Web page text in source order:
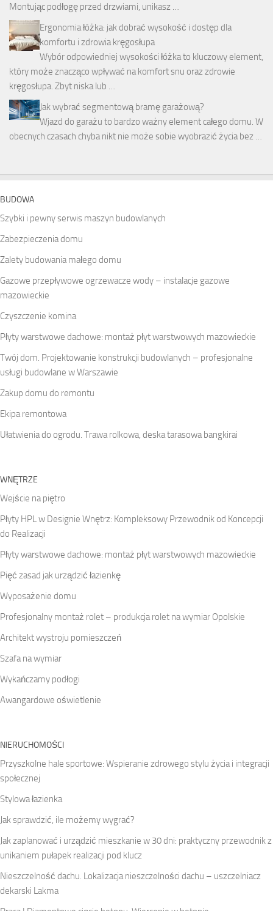
Montując podłogę przed drzwiami, unikasz …
Ergonomia łóżka: jak dobrać wysokość i dostęp dla
komfortu i zdrowia kręgosłupa
Wybór odpowiedniej wysokości łóżka to kluczowy element,
który może znacząco wpływać na komfort snu oraz zdrowie
kręgosłupa. Zbyt niska lub …
Jak wybrać segmentową bramę garażową?
Wjazd do garażu to bardzo ważny element całego domu. W
obecnych czasach chyba nikt nie może sobie wyobrazić życia bez …
BUDOWA
Szybki i pewny serwis maszyn budowlanych
Zabezpieczenia domu
Zalety budowania małego domu
Gazowe przepływowe ogrzewacze wody – instalacje gazowe
mazowieckie
Czyszczenie komina
Płyty warstwowe dachowe: montaż płyt warstwowych mazowieckie
Twój dom. Projektowanie konstrukcji budowlanych – profesjonalne
usługi budowlane w Warszawie
Zakup domu do remontu
Ekipa remontowa
Ułatwienia do ogrodu. Trawa rolkowa, deska tarasowa bangkirai
WNĘTRZE
Wejście na piętro
Płyty HPL w Designie Wnętrz: Kompleksowy Przewodnik od Koncepcji
do Realizacji
Płyty warstwowe dachowe: montaż płyt warstwowych mazowieckie
Pięć zasad jak urządzić łazienkę
Wyposażenie domu
Profesjonalny montaż rolet – produkcja rolet na wymiar Opolskie
Architekt wystroju pomieszczeń
Szafa na wymiar
Wykańczamy podłogi
Awangardowe oświetlenie
NIERUCHOMOŚCI
Przyszkolne hale sportowe: Wspieranie zdrowego stylu życia i integracji
społecznej
Stylowa łazienka
Jak sprawdzić, ile możemy wygrać?
Jak zaplanować i urządzić mieszkanie w 30 dni: praktyczny przewodnik z
unikaniem pułapek realizacji pod klucz
Nieszczelność dachu. Lokalizacja nieszczelności dachu – uszczelniacz
dekarski Lakma